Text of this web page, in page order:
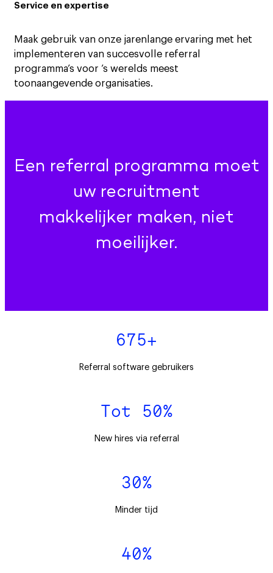
Service en expertise
Maak gebruik van onze jarenlange ervaring met het
implementeren van succesvolle referral
programma’s voor ’s werelds meest
toonaangevende organisaties.
Een referral programma moet
uw recruitment
makkelijker maken, niet
moeilijker.
675+
Referral software gebruikers
Tot 50%
New hires via referral
30%
Minder tijd
40%